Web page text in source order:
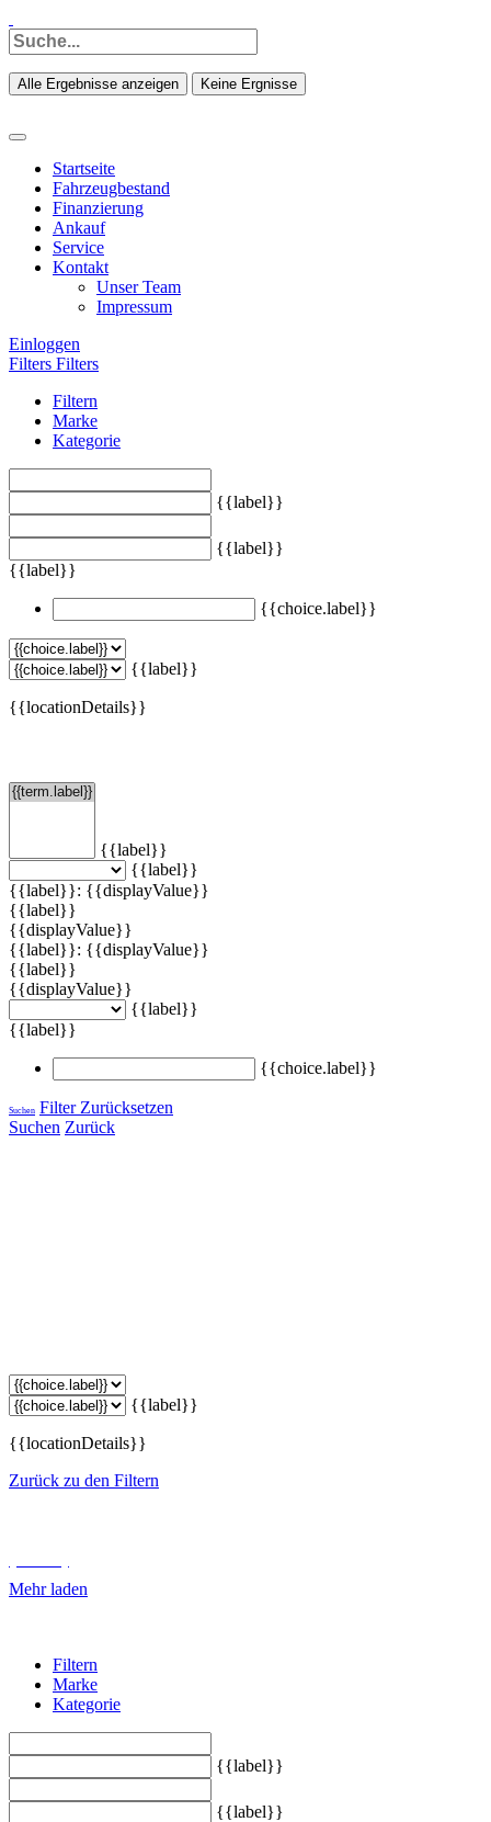
Alle Ergebnisse anzeigen Keine Ergnisse
Startseite
Fahrzeugbestand
Finanzierung
Ankauf
Service
Kontakt
Unser Team
Impressum
Einloggen
Filters Filters
Filtern
Marke
Kategorie
{{label}}
{{label}}
{{label}}
{{choice.label}}
{{label}}
{{locationDetails}}
{{label}}
{{label}}
{{label}}: {{displayValue}}
{{label}}
{{displayValue}}
{{label}}: {{displayValue}}
{{label}}
{{displayValue}}
{{label}}
{{label}}
{{choice.label}}
Suchen Filter Zurücksetzen
Suchen Zurück
{{label}}
{{locationDetails}}
Zurück zu den Filtern
Mehr laden
Filtern
Marke
Kategorie
{{label}}
{{label}}